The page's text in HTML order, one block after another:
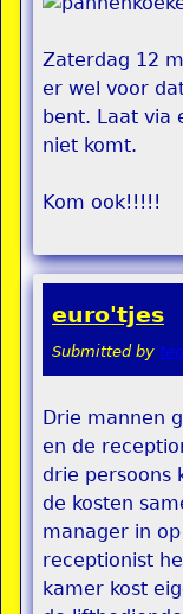
Zaterdag 12
er wel voor
bent. Laat via
niet komt.
Kom ook!!!!!
euro'tjes
Submitted by
Drie mannen
en de
drie persoons
de kosten
manager in
receptionist
kamer kost